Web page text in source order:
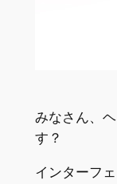
みなさん、
す？
インターフ